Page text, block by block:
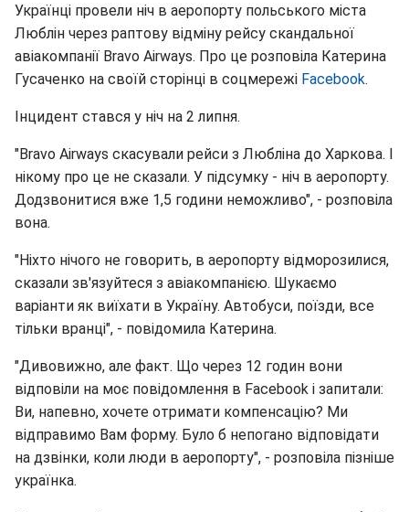
Українці провели ніч в аеропорту польського міста
Люблін через раптову відміну рейсу скандальної
авіакомпанії Bravo Airways. Про це розповіла Катерина
Гусаченко на своїй сторінці в соцмережі Facebook.
Інцидент стався у ніч на 2 липня.
"Bravo Airways скасували рейси з Любліна до Харкова. І
нікому про це не сказали. У підсумку - ніч в аеропорту.
Додзвонитися вже 1,5 години неможливо", - розповіла
вона.
"Ніхто нічого не говорить, в аеропорту відморозилися,
сказали зв'язуйтеся з авіакомпанією. Шукаємо
варіанти як виїхати в Україну. Автобуси, поїзди, все
тільки вранці", - повідомила Катерина.
"Дивовижно, але факт. Що через 12 годин вони
відповіли на моє повідомлення в Facebook і запитали:
Ви, напевно, хочете отримати компенсацію? Ми
відправимо Вам форму. Було б непогано відповідати
на дзвінки, коли люди в аеропорту", - розповіла пізніше
українка.